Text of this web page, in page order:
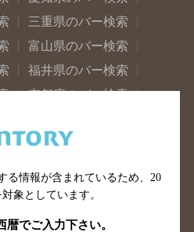
三重県のバー検索
富山県のバー検索
福井県のバー検索
京都府のバー検索
和歌山県のバー検索
鳥取県のバー検索
徳島県のバー検索
る情報が含まれているため、 20
象としています。
暦でご入力下さい。